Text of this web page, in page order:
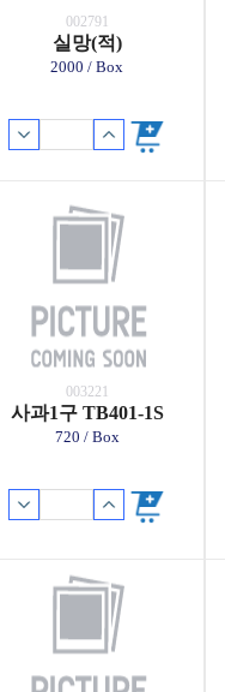
002791
실망(적)
2000 / Box
003221
사과1구 TB401-1S
720 / Box